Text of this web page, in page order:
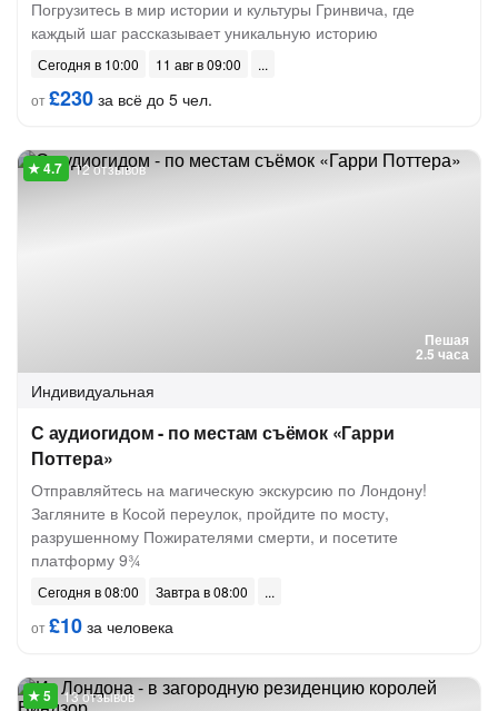
Погрузитесь в мир истории и культуры Гринвича, где
каждый шаг рассказывает уникальную историю
Сегодня в 10:00
11 авг в 09:00
от£230 за всё до 5 чел.
Пешая
2.5 часа
12 отзывов
Индивидуальная
С аудиогидом - по местам съёмок «Гарри
Поттера»
Отправляйтесь на магическую экскурсию по Лондону!
Загляните в Косой переулок, пройдите по мосту,
разрушенному Пожирателями смерти, и посетите
платформу 9¾
Сегодня в 08:00
Завтра в 08:00
от£10 за человека
13 отзывов